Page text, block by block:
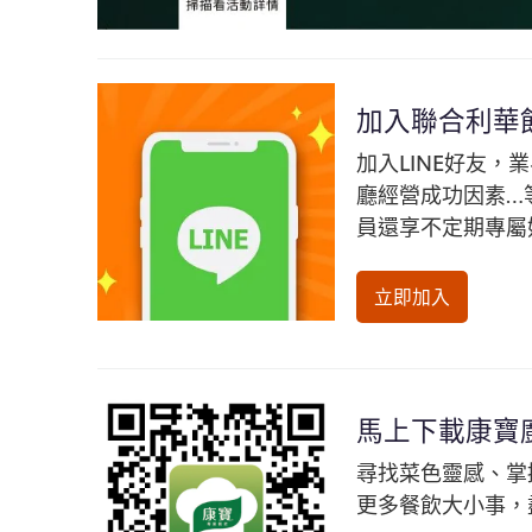
加入聯合利華
加入LINE好友，
廳經營成功因素…
員還享不定期專
立即加入
馬上下載康寶
尋找菜色靈感、
更多餐飲大小事